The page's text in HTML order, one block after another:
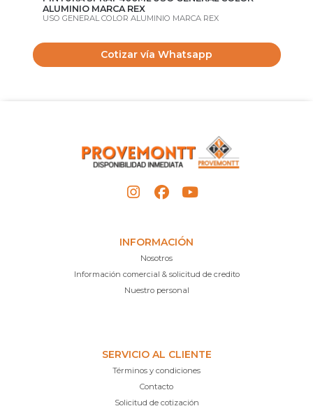
ALUMINIO MARCA REX
USO GENERAL COLOR ALUMINIO MARCA REX
Cotizar vía Whatsapp
INFORMACIÓN
Nosotros
Información comercial & solicitud de credito
Nuestro personal
SERVICIO AL CLIENTE
Términos y condiciones
Contacto
Solicitud de cotización